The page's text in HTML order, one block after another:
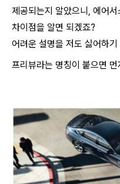
제공되는지 알았으니, 에어
차이점을 알면 되겠죠?
어려운 설명을 저도 싫어하
프리뷰라는 명칭이 붙으면